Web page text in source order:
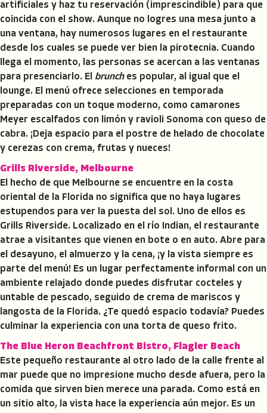
artificiales y haz tu reservación (imprescindible) para que
coincida con el show. Aunque no logres una mesa junto a
una ventana, hay numerosos lugares en el restaurante
desde los cuales se puede ver bien la pirotecnia. Cuando
llega el momento, las personas se acercan a las ventanas
para presenciarlo. El brunch es popular, al igual que el
lounge. El menú ofrece selecciones en temporada
preparadas con un toque moderno, como camarones
Meyer escalfados con limón y ravioli Sonoma con queso de
cabra. ¡Deja espacio para el postre de helado de chocolate
y cerezas con crema, frutas y nueces!
Grills Riverside, Melbourne
El hecho de que Melbourne se encuentre en la costa
oriental de la Florida no significa que no haya lugares
estupendos para ver la puesta del sol. Uno de ellos es
Grills Riverside. Localizado en el río Indian, el restaurante
atrae a visitantes que vienen en bote o en auto. Abre para
el desayuno, el almuerzo y la cena, ¡y la vista siempre es
parte del menú! Es un lugar perfectamente informal con un
ambiente relajado donde puedes disfrutar cocteles y
untable de pescado, seguido de crema de mariscos y
langosta de la Florida. ¿Te quedó espacio todavía? Puedes
culminar la experiencia con una torta de queso frito.
The Blue Heron Beachfront Bistro, Flagler Beach
Este pequeño restaurante al otro lado de la calle frente al
mar puede que no impresione mucho desde afuera, pero la
comida que sirven bien merece una parada. Como está en
un sitio alto, la vista hace la experiencia aún mejor. Es un